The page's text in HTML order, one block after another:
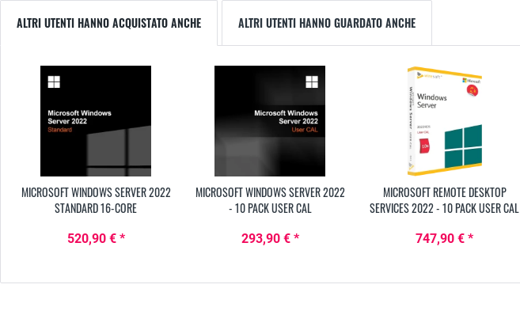
ALTRI UTENTI HANNO ACQUISTATO ANCHE ALTRI UTENTI HANNO GUARDATO ANCHE
MICROSOFT WINDOWS SERVER 2022
STANDARD 16-CORE
520,90 € *
MICROSOFT WINDOWS SERVER 2022
- 10 PACK USER CAL
293,90 € *
MICROSOFT REMOTE DESKTOP
SERVICES 2022 - 10 PACK USER CAL
747,90 € *